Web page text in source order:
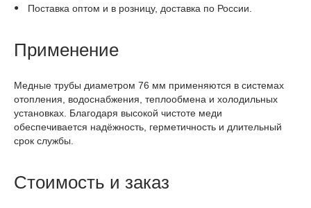
Поставка оптом и в розницу, доставка по России.
Применение
Медные трубы диаметром 76 мм применяются в системах
отопления, водоснабжения, теплообмена и холодильных
установках. Благодаря высокой чистоте меди
обеспечивается надёжность, герметичность и длительный
срок службы.
Стоимость и заказ